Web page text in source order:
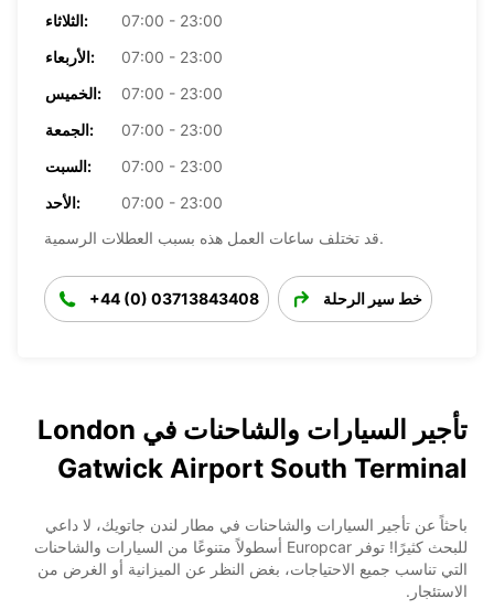
الثلاثاء:
07:00 - 23:00
الأربعاء:
07:00 - 23:00
الخميس:
07:00 - 23:00
الجمعة:
07:00 - 23:00
السبت:
07:00 - 23:00
الأحد:
07:00 - 23:00
قد تختلف ساعات العمل هذه بسبب العطلات الرسمية.
+44 (0) 03713843408 خط سير الرحلة
تأجير السيارات والشاحنات في London
Gatwick Airport South Terminal
باحثاً عن تأجير السيارات والشاحنات في مطار لندن جاتويك، لا داعي
للبحث كثيرًا! توفر Europcar أسطولاً متنوعًا من السيارات والشاحنات
التي تناسب جميع الاحتياجات، بغض النظر عن الميزانية أو الغرض من
الاستئجار.